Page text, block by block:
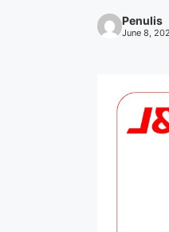
Penulis
June 8,